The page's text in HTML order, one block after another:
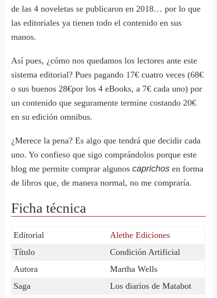
de las 4 noveletas se publicaron en 2018… por lo que
las editoriales ya tienen todo el contenido en sus
manos.
Así pues, ¿cómo nos quedamos los lectores ante este
sistema editorial? Pues pagando 17€ cuatro veces (68€
o sus buenos 28€por los 4 eBooks, a 7€ cada uno) por
un contenido que seguramente termine costando 20€
en su edición omnibus.
¿Merece la pena? Es algo que tendrá que decidir cada
uno. Yo confieso que sigo comprándolos porque este
blog me permite comprar algunoscaprichos en forma
de libros que, de manera normal, no me compraría.
Ficha técnica
Editorial
Alethe Ediciones
Título
Condición Artificial
Autora
Martha Wells
Saga
Los diarios de Matabot